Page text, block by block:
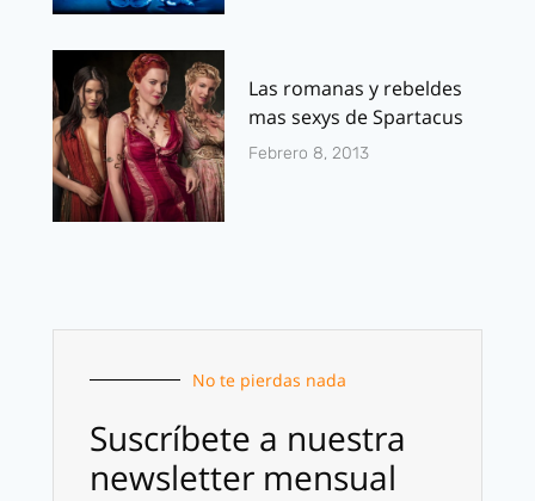
Las romanas y rebeldes
mas sexys de Spartacus
Febrero 8, 2013
No te pierdas nada
Suscríbete a nuestra
newsletter mensual